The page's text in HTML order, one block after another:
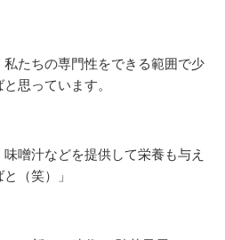
たちの専門性をできる範囲で少
思っています。
噌汁などを提供して栄養も与え
（笑）」